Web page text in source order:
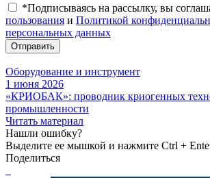
*Подписываясь на рассылку, вы
пользования и Политикой
персональных данных
Отправить
Оборудование и инструмент
1 июня 2026
«КРИОБАК»: проводник криогенных
промышленности
Читать материал
Нашли ошибку?
Выделите ее мышкой и нажмите Ctrl +
Поделиться